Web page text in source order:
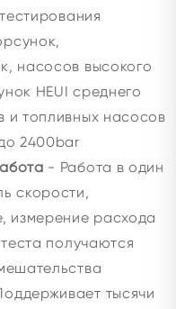
насосов высокого
HEUI среднего
и топливных насосов
2400bar
- Работа в один
скорости,
измерение расхода
получаются
тысячи